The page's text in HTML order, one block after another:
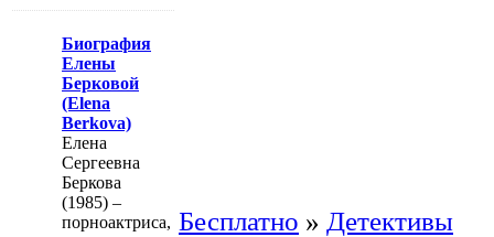
Биография
Елены
Берковой
(Elena
Berkova)
Елена
Сергеевна
Беркова
(1985) –
порноактриса, Бесплатно » Детективы